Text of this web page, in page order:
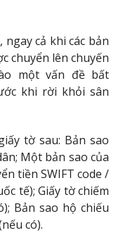
cả khi các bản
chuyển lên chuyến
một vấn đề bất
khi rời khỏi sân
tờ sau: Bản sao
Một bản sao của
tiền SWIFT code /
tế); Giấy tờ chiếm
Bản sao hộ chiếu
có).